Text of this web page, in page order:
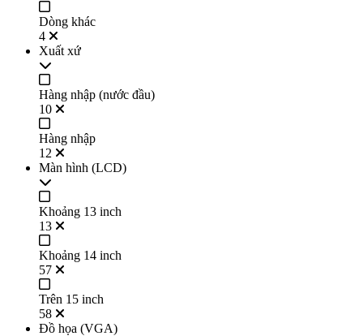
Dòng khác
4
Xuất xứ
Hàng nhập (nước đầu)
10
Hàng nhập
12
Màn hình (LCD)
Khoảng 13 inch
13
Khoảng 14 inch
57
Trên 15 inch
58
Đồ họa (VGA)